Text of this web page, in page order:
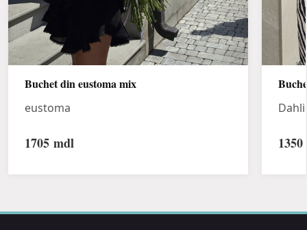
Buchet din eustoma mix
eustoma
1705 mdl 1350